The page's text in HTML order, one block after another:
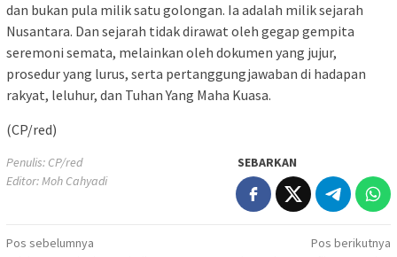
dan bukan pula milik satu golongan. Ia adalah milik sejarah
Nusantara. Dan sejarah tidak dirawat oleh gegap gempita
seremoni semata, melainkan oleh dokumen yang jujur,
prosedur yang lurus, serta pertanggungjawaban di hadapan
rakyat, leluhur, dan Tuhan Yang Maha Kuasa.
(CP/red)
Penulis: CP/red
Editor: Moh Cahyadi
SEBARKAN
Navigasi
Pos sebelumnya
Pos berikutnya